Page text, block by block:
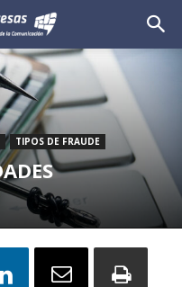
TIPOS DE FRAUDE